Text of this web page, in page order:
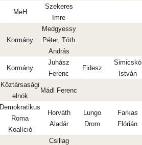
MeH
Szekeres
Imre
Kormány
Medgyessy
Péter, Tóth
András
Kormány
Juhász
Ferenc
Fidesz
Simicskó
István
Köztársasági
elnök
Mádl Ferenc
Demokratikus
Roma
Koalíció
Horváth
Aladár
Lungo
Drom
Farkas
Flórián
Csillag